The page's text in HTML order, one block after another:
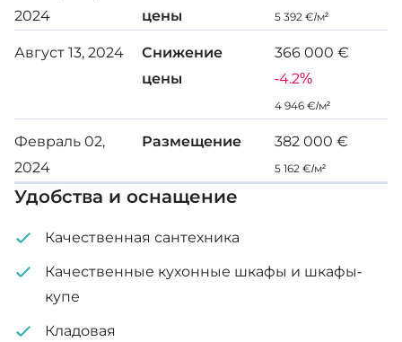
2024
цены
5 392 €/м²
Август 13, 2024
Снижение
цены
366 000 €
-4.2%
4 946 €/м²
Февраль 02,
2024
Размещение 382 000 €
5 162 €/м²
Удобства и оснащение
Качественная сантехника
Качественные кухонные шкафы и шкафы-
купе
Кладовая